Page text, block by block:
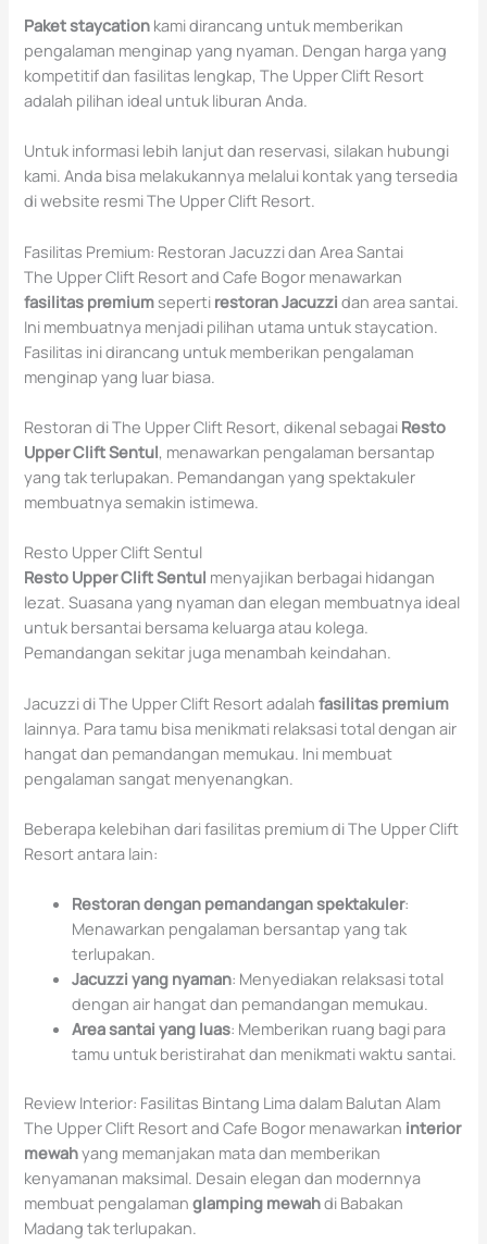
Paket staycation kami dirancang untuk memberikan
pengalaman menginap yang nyaman. Dengan harga yang
kompetitif dan fasilitas lengkap, The Upper Clift Resort
adalah pilihan ideal untuk liburan Anda.
Untuk informasi lebih lanjut dan reservasi, silakan hubungi
kami. Anda bisa melakukannya melalui kontak yang tersedia
di website resmi The Upper Clift Resort.
Fasilitas Premium: Restoran Jacuzzi dan Area Santai
The Upper Clift Resort and Cafe Bogor menawarkan
fasilitas premiumseperti restoran Jacuzzi dan area santai.
Ini membuatnya menjadi pilihan utama untuk staycation.
Fasilitas ini dirancang untuk memberikan pengalaman
menginap yang luar biasa.
Restoran di The Upper Clift Resort, dikenal sebagai Resto
Upper Clift Sentul, menawarkan pengalaman bersantap
yang tak terlupakan. Pemandangan yang spektakuler
membuatnya semakin istimewa.
Resto Upper Clift Sentul
Resto Upper Clift Sentul menyajikan berbagai hidangan
lezat. Suasana yang nyaman dan elegan membuatnya ideal
untuk bersantai bersama keluarga atau kolega.
Pemandangan sekitar juga menambah keindahan.
Jacuzzi di The Upper Clift Resort adalahfasilitas premium
lainnya. Para tamu bisa menikmati relaksasi total dengan air
hangat dan pemandangan memukau. Ini membuat
pengalaman sangat menyenangkan.
Beberapa kelebihan dari fasilitas premium di The Upper Clift
Resort antara lain:
Restoran dengan pemandangan spektakuler:
Menawarkan pengalaman bersantap yang tak
terlupakan.
Jacuzzi yang nyaman: Menyediakan relaksasi total
dengan air hangat dan pemandangan memukau.
Area santai yang luas: Memberikan ruang bagi para
tamu untuk beristirahat dan menikmati waktu santai.
Review Interior: Fasilitas Bintang Lima dalam Balutan Alam
The Upper Clift Resort and Cafe Bogor menawarkan interior
mewahyang memanjakan mata dan memberikan
kenyamanan maksimal. Desain elegan dan modernnya
membuat pengalamanglamping mewahdi Babakan
Madang tak terlupakan.